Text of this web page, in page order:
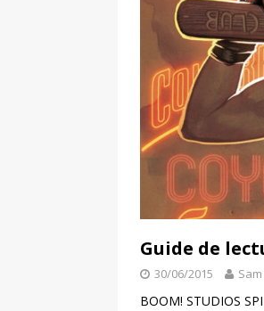
Guide de
30/06/2015 Sam
BOOM! STUDIOS